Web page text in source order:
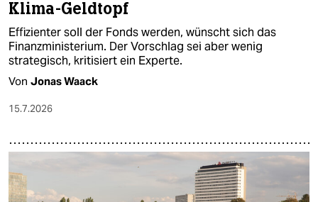
Klima-Geldtopf
Effizienter soll der Fonds werden, wünscht sich das
Finanzministerium. Der Vorschlag sei aber wenig
strategisch, kritisiert ein Experte.
Von Jonas Waack
15.7.2026